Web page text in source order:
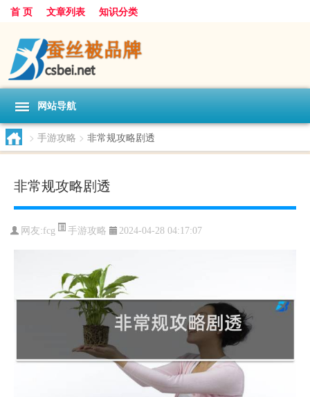
首 页 文章列表 知识分类
网站导航
> 手游攻略 > 非常规攻略剧透
非常规攻略剧透
网友:fcg 手游攻略 2024-04-28 04:17:07